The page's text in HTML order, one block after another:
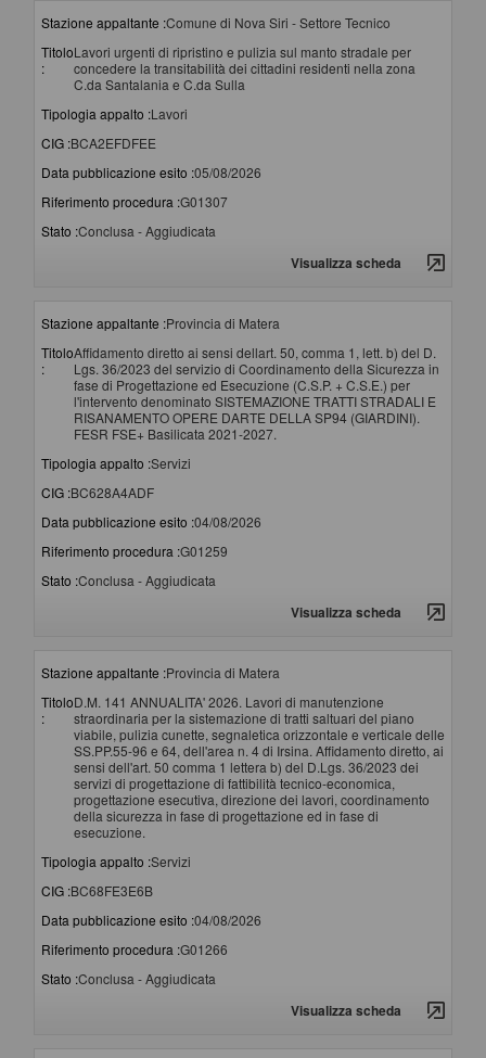
Stazione appaltante :Comune di Nova Siri - Settore Tecnico
Titolo
:
Lavori urgenti di ripristino e pulizia sul manto stradale per
concedere la transitabilità dei cittadini residenti nella zona
C.da Santalania e C.da Sulla
Tipologia appalto :Lavori
CIG :BCA2EFDFEE
Data pubblicazione esito :05/08/2026
Riferimento procedura :G01307
Stato :Conclusa - Aggiudicata
Visualizza scheda
Stazione appaltante :Provincia di Matera
Titolo
:
Affidamento diretto ai sensi dellart. 50, comma 1, lett. b) del D.
Lgs. 36/2023 del servizio di Coordinamento della Sicurezza in
fase di Progettazione ed Esecuzione (C.S.P. + C.S.E.) per
l'intervento denominato SISTEMAZIONE TRATTI STRADALI E
RISANAMENTO OPERE DARTE DELLA SP94 (GIARDINI).
FESR FSE+ Basilicata 2021-2027.
Tipologia appalto :Servizi
CIG :BC628A4ADF
Data pubblicazione esito :04/08/2026
Riferimento procedura :G01259
Stato :Conclusa - Aggiudicata
Visualizza scheda
Stazione appaltante :Provincia di Matera
Titolo
:
D.M. 141 ANNUALITA' 2026. Lavori di manutenzione
straordinaria per la sistemazione di tratti saltuari del piano
viabile, pulizia cunette, segnaletica orizzontale e verticale delle
SS.PP.55-96 e 64, dell'area n. 4 di Irsina. Affidamento diretto, ai
sensi dell'art. 50 comma 1 lettera b) del D.Lgs. 36/2023 dei
servizi di progettazione di fattibilità tecnico-economica,
progettazione esecutiva, direzione dei lavori, coordinamento
della sicurezza in fase di progettazione ed in fase di
esecuzione.
Tipologia appalto :Servizi
CIG :BC68FE3E6B
Data pubblicazione esito :04/08/2026
Riferimento procedura :G01266
Stato :Conclusa - Aggiudicata
Visualizza scheda